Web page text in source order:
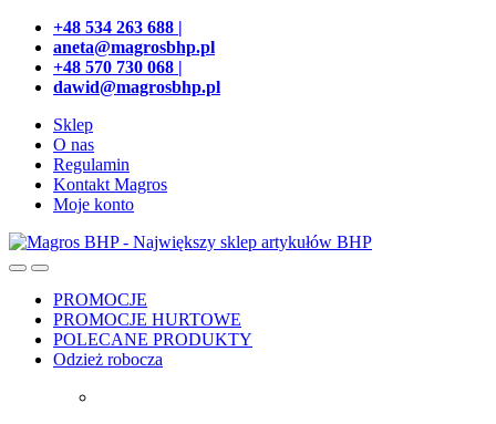
Przejdź
nawigacji
Przeskocz
treści
+48 534 263 688 |
aneta@magrosbhp.pl
+48 570 730 068 |
dawid@magrosbhp.pl
Sklep
O nas
Regulamin
Kontakt Magros
Moje konto
PROMOCJE
PROMOCJE HURTOWE
POLECANE PRODUKTY
Odzież robocza